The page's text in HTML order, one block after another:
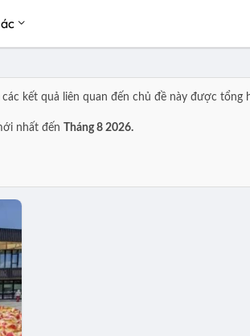
kết quả liên quan đến chủ đề này được tổng
nhất đến Tháng 8 2026.